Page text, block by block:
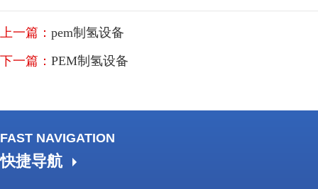
上一篇： pem制氢设备
下一篇： PEM制氢设备
FAST NAVIGATION
快捷导航